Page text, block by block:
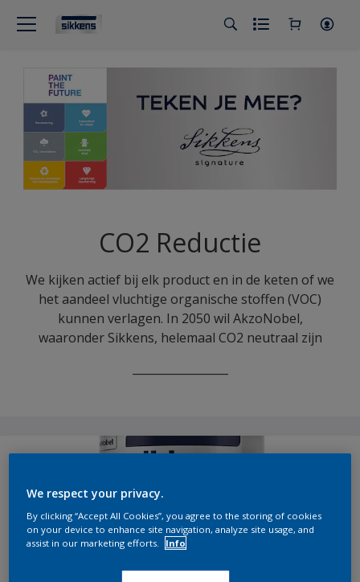
CO2 Reductie
We kijken actief bij elk product en in de keten of we
het aandeel vluchtige organische stoffen (VOC)
kunnen verlagen. In 2050 wil AkzoNobel,
waaronder Sikkens, helemaal CO2 neutraal zijn
We respect your privacy.
By clicking “Accept All Cookies”, you agree to the storing of cookies
on your device to enhance site navigation, analyze site usage, and
assist in our marketing efforts.
Info